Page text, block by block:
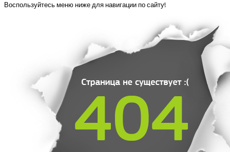
Воспользуйтесь меню ниже для навигации по сайту!